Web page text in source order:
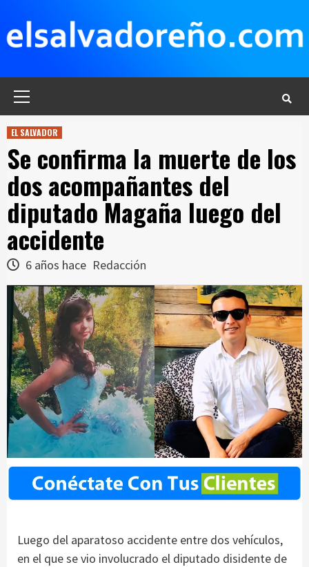
contenido
EL SALVADOR
Se confirma la muerte de los
dos acompañantes del
diputado Magaña luego del
accidente
6 años hace Redacción
Luego del aparatoso accidente entre dos vehículos,
en el que se vio involucrado el diputado disidente de